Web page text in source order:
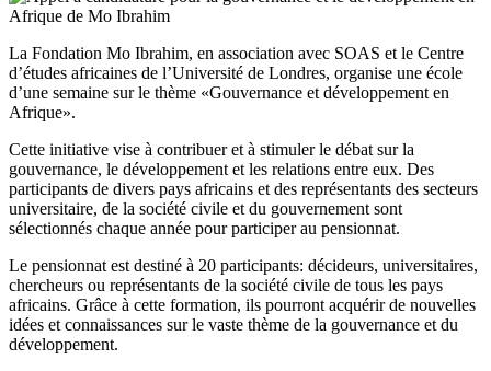
La Fondation Mo Ibrahim, en association avec SOAS et le Centre
d’études africaines de l’Université de Londres, organise une école
d’une semaine sur le thème «Gouvernance et développement en
Afrique».
Cette initiative vise à contribuer et à stimuler le débat sur la
gouvernance, le développement et les relations entre eux. Des
participants de divers pays africains et des représentants des secteurs
universitaire, de la société civile et du gouvernement sont
sélectionnés chaque année pour participer au pensionnat.
Le pensionnat est destiné à 20 participants: décideurs, universitaires,
chercheurs ou représentants de la société civile de tous les pays
africains. Grâce à cette formation, ils pourront acquérir de nouvelles
idées et connaissances sur le vaste thème de la gouvernance et du
développement.